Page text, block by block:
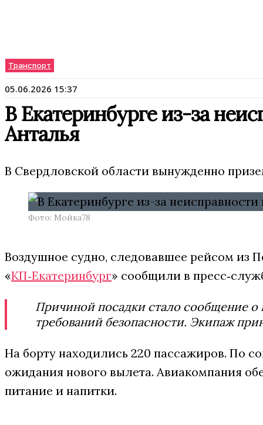
Транспорт
05.06.2026 15:37
В Екатеринбурге из-за
Анталья
В Свердловской области вынужденно
Фото: Мойка78
Воздушное судно, следовавшее рейсом из
«КП‑Екатеринбург» сообщили в
Причиной посадки стало сообщение
требований безопасности. Экипаж
На борту находились 220 пассажиров. По
ожидания нового вылета. Авиакомпания
питание и напитки.